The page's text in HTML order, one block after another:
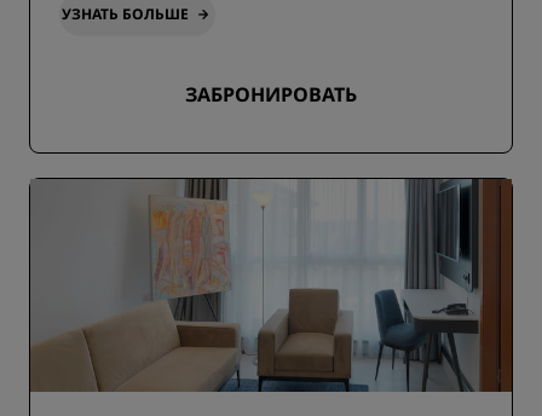
УЗНАТЬ БОЛЬШЕ
ЗАБРОНИРОВАТЬ